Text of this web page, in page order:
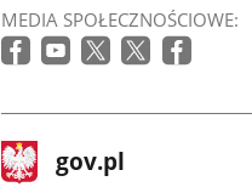
MEDIA SPOŁECZNOŚCIOWE:
stopka
gov.pl Strona
gov.pl